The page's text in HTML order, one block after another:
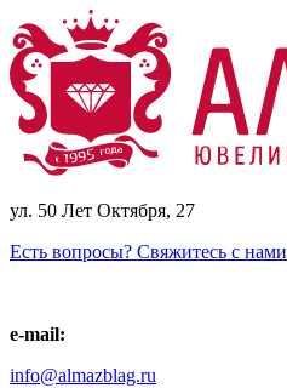
ул. 50 Лет Октября, 27
Есть вопросы? Свяжитесь с нами
e-mail:
info@almazblag.ru